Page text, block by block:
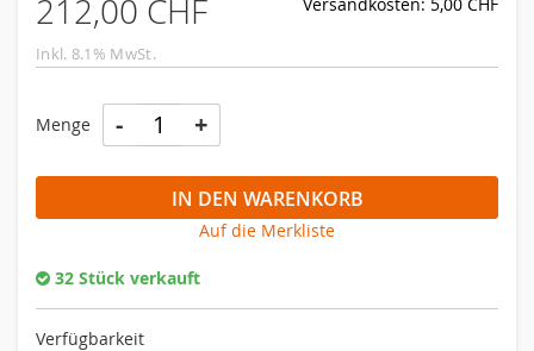
212,00 CHF
Inkl. 8.1% MwSt.
Menge - +
IN DEN WARENKORB
Auf die Merkliste
32 Stück verkauft
Verfügbarkeit